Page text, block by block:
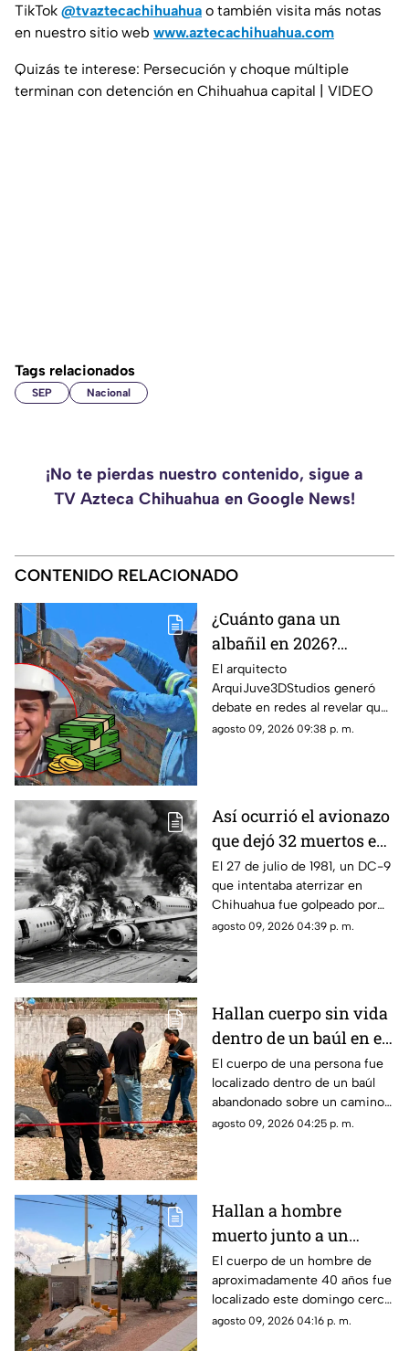
TikTok @tvaztecachihuahua o también visita más notas
en nuestro sitio web www.aztecachihuahua.com
Quizás te interese: Persecución y choque múltiple
terminan con detención en Chihuahua capital | VIDEO
Tags relacionados
SEP Nacional
¡No te pierdas nuestro contenido, sigue a
TV Azteca Chihuahua en Google News!
CONTENIDO RELACIONADO
¿Cuánto gana un
albañil en 2026?
ArquiJuve revela
cuánto paga por
semana a sus
trabajadores
El arquitecto
ArquiJuve3DStudios generó
debate en redes al revelar que
sus albañiles reciben alrededor
agosto 09, 2026 09:38 p. m.
Así ocurrió el avionazo
que dejó 32 muertos en
Chihuahua:
recordando la tragedia
del vuelo 230
El 27 de julio de 1981, un DC-9
que intentaba aterrizar en
Chihuahua fue golpeado por
una fuerte tormenta, salió de la
agosto 09, 2026 04:39 p. m.
Hallan cuerpo sin vida
dentro de un baúl en el
complejo industrial
Nombre de Dios
El cuerpo de una persona fue
localizado dentro de un baúl
abandonado sobre un camino
de terracería.
agosto 09, 2026 04:25 p. m.
Hallan a hombre
muerto junto a un
arroyo en Chihuahua;
investigan herida en el
cuello
El cuerpo de un hombre de
aproximadamente 40 años fue
localizado este domingo cerca
de un arroyo, en las
agosto 09, 2026 04:16 p. m.